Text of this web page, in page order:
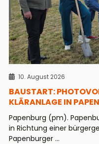
10. August 2026
BAUSTART:
KLÄRANLAGE IN
Papenburg (pm).
in Richtung einer
Papenburger ...